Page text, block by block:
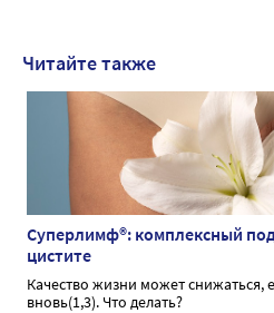
Читайте также
Суперлимф®: комплексный
цистите
Качество жизни может снижаться,
вновь(1,3). Что делать?